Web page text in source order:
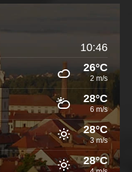
10:46
26°C
2 m/s
28°C
6 m/s
28°C
3 m/s
28°C